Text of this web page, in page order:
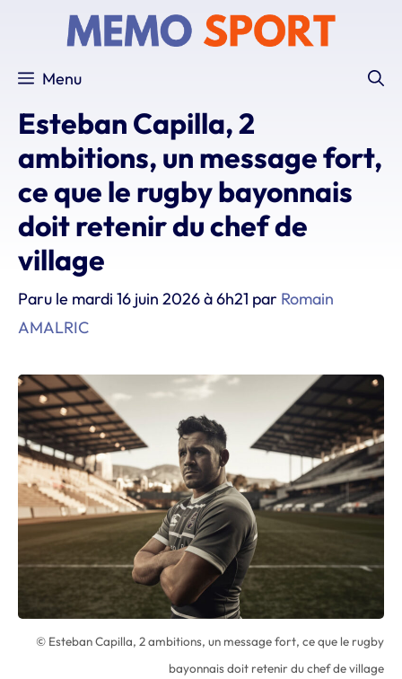
Menu
Esteban Capilla, 2
ambitions, un message fort,
ce que le rugby bayonnais
doit retenir du chef de
village
Paru le mardi 16 juin 2026 à 6h21 par Romain
AMALRIC
© Esteban Capilla, 2 ambitions, un message fort, ce que le rugby
bayonnais doit retenir du chef de village